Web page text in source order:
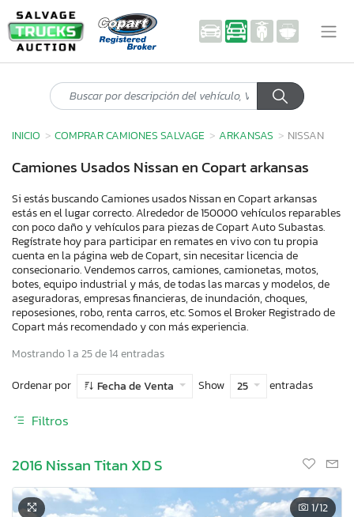
INICIO COMPRAR CAMIONES SALVAGE ARKANSAS NISSAN
Camiones Usados Nissan en Copart arkansas
Si estás buscando Camiones usados Nissan en Copart arkansas
estás en el lugar correcto. Alrededor de 150000 vehículos reparables
con poco daño y vehículos para piezas de Copart Auto Subastas.
Regístrate hoy para participar en remates en vivo con tu propia
cuenta en la página web de Copart, sin necesitar licencia de
consecionario. Vendemos carros, camiones, camionetas, motos,
botes, equipo industrial y más, de todas las marcas y modelos, de
aseguradoras, empresas financieras, de inundación, choques,
reposesiones, robo, renta carros, etc. Somos el Broker Registrado de
Copart más recomendado y con más experiencia.
Mostrando 1 a 25 de 14 entradas
Ordenar por
Fecha de Venta Show 25 entradas
Filtros
2016 Nissan Titan XD S
1/12